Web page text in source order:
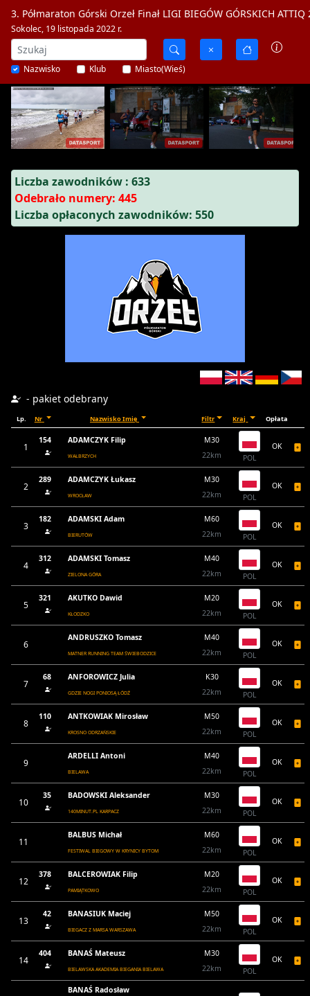
3. Półmaraton Górski Orzeł Finał LIGI BIEGÓW GÓRSKICH ATTIQ
Sokolec, 19 listopada 2022 r.
Nazwisko Klub Miasto(Wieś)
Liczba zawodników : 633
Odebrało numery: 445
Liczba opłaconych zawodników: 550
- pakiet odebrany
Lp. Nr Nazwisko Imię Filtr Kraj Opłata
1
154 ADAMCZYK Filip
WAŁBRZYCH
M30
22km
POL
OK
2
289 ADAMCZYK Łukasz
WROCŁAW
M30
22km
POL
OK
3
182 ADAMSKI Adam
BIERUTÓW
M60
22km
POL
OK
4
312 ADAMSKI Tomasz
ZIELONA GÓRA
M40
22km
POL
OK
5
321 AKUTKO Dawid
KŁODZKO
M20
22km
POL
OK
6
ANDRUSZKO Tomasz
MATNER RUNNING TEAM ŚWIEBODZICE
M40
22km
POL
OK
7
68 ANFOROWICZ Julia
GDZIE NOGI PONIOSĄ ŁÓDŹ
K30
22km
POL
OK
8
110 ANTKOWIAK Mirosław
KROSNO ODRZAŃSKIE
M50
22km
POL
OK
9
ARDELLI Antoni
BIELAWA
M40
22km
POL
OK
10
35 BADOWSKI Aleksander
140MINUT.PL KARPACZ
M30
22km
POL
OK
11
BALBUS Michał
FESTIWAL BIEGOWY W KRYNICY BYTOM
M60
22km
POL
OK
12
378 BALCEROWIAK Filip
PAMIĄTKOWO
M20
22km
POL
OK
13
42 BANASIUK Maciej
BIEGACZ Z MARSA WARSZAWA
M50
22km
POL
OK
14
404 BANAŚ Mateusz
BIELAWSKA AKADEMIA BIEGANIA BIELAWA
M30
22km
POL
OK
BANAŚ Radosław